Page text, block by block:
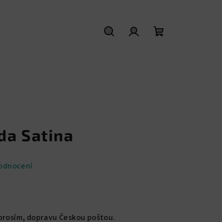
Satina
dopravu Českou poštou.